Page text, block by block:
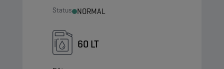
Status NORMAL
60 LT